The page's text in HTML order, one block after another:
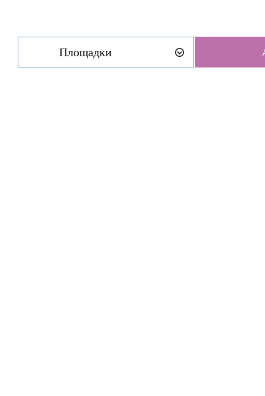
Площадки